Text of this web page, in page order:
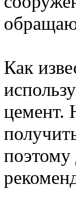
Как
цемент.
поэтому